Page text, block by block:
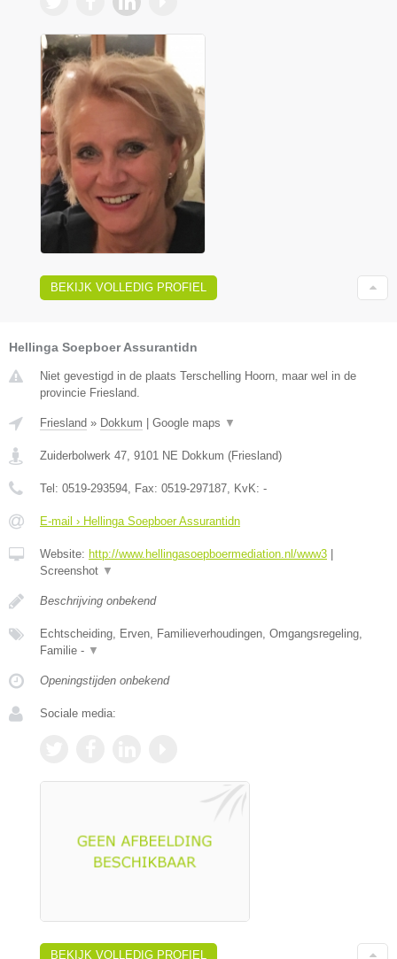
BEKIJK VOLLEDIG PROFIEL
Hellinga Soepboer Assurantidn
Niet gevestigd in de plaats Terschelling Hoorn, maar wel in de
provincie Friesland.
Friesland » Dokkum Google maps ▼
Zuiderbolwerk 47, 9101 NE Dokkum (Friesland)
Tel: 0519-293594, Fax: 0519-297187, KvK: -
E-mail › Hellinga Soepboer Assurantidn
Website: http://www.hellingasoepboermediation.nl/www3
Screenshot ▼
Beschrijving onbekend
Echtscheiding, Erven, Familieverhoudingen, Omgangsregeling,
Familie - ▼
Openingstijden onbekend
Sociale media:
BEKIJK VOLLEDIG PROFIEL